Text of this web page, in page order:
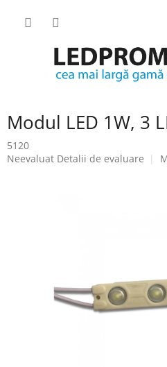
Modul LED 1W, 3
5120
Evaluarea
Neevaluat Detalii de evaluare